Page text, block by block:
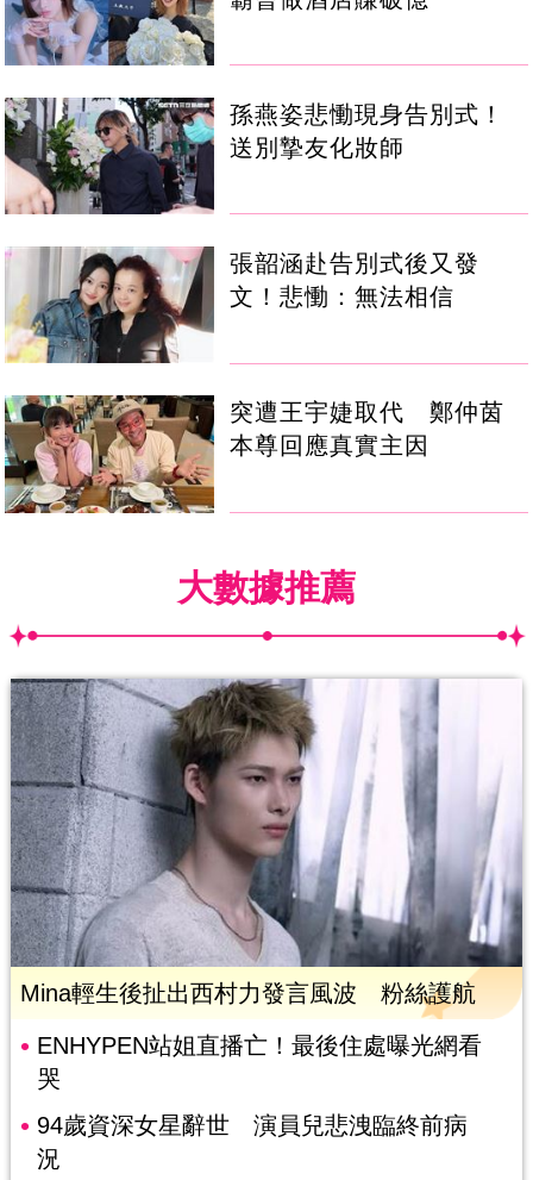
孫燕姿悲慟現身告別式！
送別摯友化妝師
張韶涵赴告別式後又發
文！悲慟：無法相信
突遭王宇婕取代 鄭仲茵
本尊回應真實主因
大數據推薦
Mina輕生後扯出西村力發言風波 粉絲護航
ENHYPEN站姐直播亡！最後住處曝光網看
哭
94歲資深女星辭世 演員兒悲洩臨終前病
況